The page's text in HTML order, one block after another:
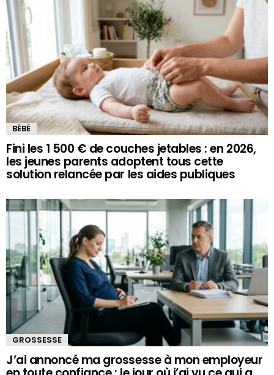
BÉBÉ
Fini les 1 500 € de couches jetables : en 2026,
les jeunes parents adoptent tous cette
solution relancée par les aides publiques
GROSSESSE
J’ai annoncé ma grossesse à mon employeur